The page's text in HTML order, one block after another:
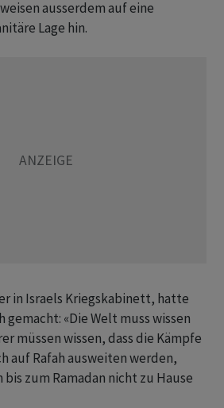
ausserdem auf eine
Lage hin.
in Israels Kriegskabinett, hatte
«Die Welt muss wissen
müssen wissen, dass die Kämpfe
auf Rafah ausweiten werden,
bis zum Ramadan nicht zu Hause